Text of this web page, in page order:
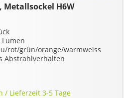
Metallsockel H6W
Lumen
rot/grün/orange/warmweiss
Abstrahlverhalten
/ Lieferzeit 3-5 Tage